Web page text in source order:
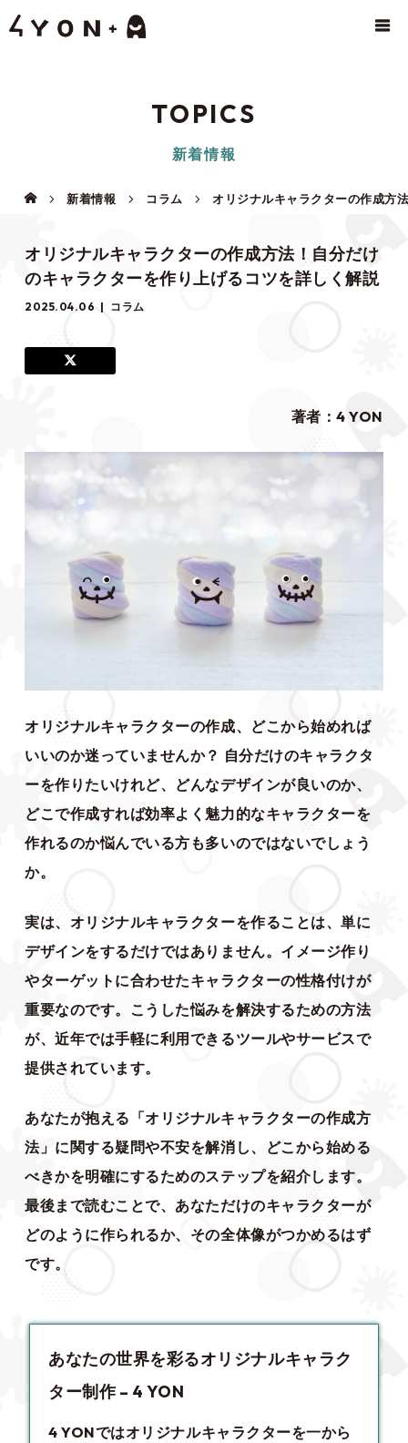
TOPICS
新着情報
新着情報 コラム オリジナルキャラクターの作成方
オリジナルキャラクターの作成方法！自分だけ
のキャラクターを作り上げるコツを詳しく解説
2025.04.06 コラム
著者：4 YON
オリジナルキャラクターの作成、どこから始めれば
いいのか迷っていませんか？ 自分だけのキャラクタ
ーを作りたいけれど、どんなデザインが良いのか、
どこで作成すれば効率よく魅力的なキャラクターを
作れるのか悩んでいる方も多いのではないでしょう
か。
実は、オリジナルキャラクターを作ることは、単に
デザインをするだけではありません。イメージ作り
やターゲットに合わせたキャラクターの性格付けが
重要なのです。こうした悩みを解決するための方法
が、近年では手軽に利用できるツールやサービスで
提供されています。
あなたが抱える「オリジナルキャラクターの作成方
法」に関する疑問や不安を解消し、どこから始める
べきかを明確にするためのステップを紹介します。
最後まで読むことで、あなただけのキャラクターが
どのように作られるか、その全体像がつかめるはず
です。
あなたの世界を彩るオリジナルキャラク
ター制作 – 4 YON
4 YONではオリジナルキャラクターを一から